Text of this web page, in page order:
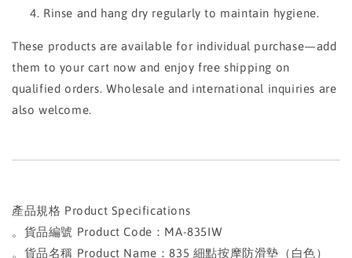
Rinse and hang dry regularly to maintain hygiene.
These products are available for individual purchase—add
them to your cart now and enjoy free shipping on
qualified orders. Wholesale and international inquiries are
also welcome.
產品規格 Product Specifications
。貨品編號 Product Code：MA-835IW
。貨品名稱 Product Name：835 細點按摩防滑墊（白色）